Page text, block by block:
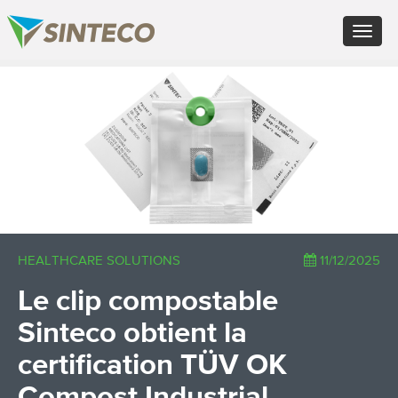
Toggle
×
ES - Español
PT - Português (PT)
RU - Русский
PL - Język polski
ZH - 汉语
JA - 日本語
TR - Türkçe
AE - اللغة العربية
HEALTHCARE SOLUTIONS 11/12/2025
Le clip compostable
Sinteco obtient la
certification TÜV OK